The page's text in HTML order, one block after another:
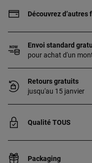
qualité garantit une
Découvrez d’autres
Envoi standard
pour achat d'un
Retours gratuits
jusqu'au 15 janvier
Qualité TOUS
Packaging